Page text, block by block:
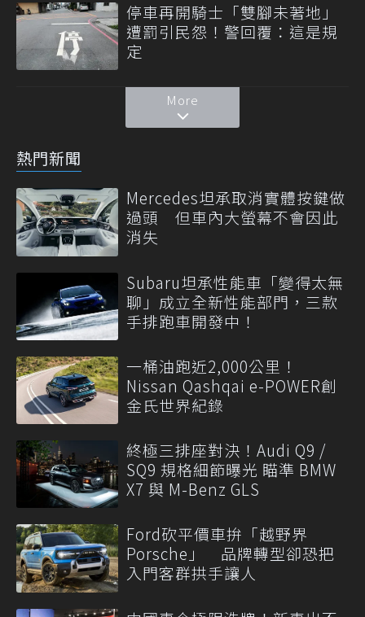
停車再開騎士「雙腳未著地」
遭罰引民怨！警回覆：這是規
定
More
熱門新聞
Mercedes坦承取消實體按鍵做
過頭 但車內大螢幕不會因此
消失
Subaru坦承性能車「變得太無
聊」成立全新性能部門，三款
手排跑車開發中！
一桶油跑近2,000公里！
Nissan Qashqai e-POWER創
金氏世界紀錄
終極三排座對決！Audi Q9 /
SQ9 規格細節曝光 瞄準 BMW
X7 與 M-Benz GLS
Ford砍平價車拚「越野界
Porsche」 品牌轉型卻恐把
入門客群拱手讓人